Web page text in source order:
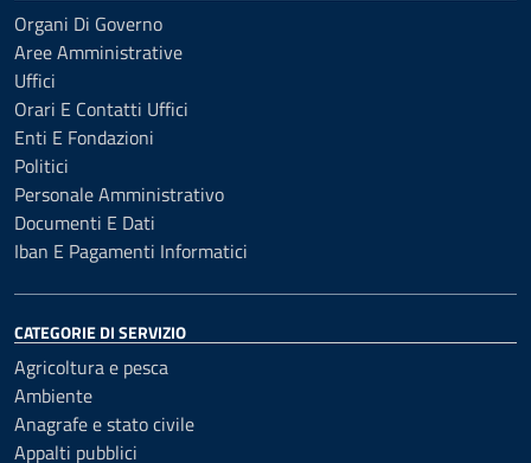
Organi Di Governo
Aree Amministrative
Uffici
Orari E Contatti Uffici
Enti E Fondazioni
Politici
Personale Amministrativo
Documenti E Dati
Iban E Pagamenti Informatici
CATEGORIE DI SERVIZIO
Agricoltura e pesca
Ambiente
Anagrafe e stato civile
Appalti pubblici